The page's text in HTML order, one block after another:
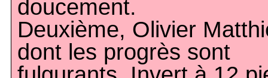
doucement.
Deuxième, Olivier
dont les progrès sont